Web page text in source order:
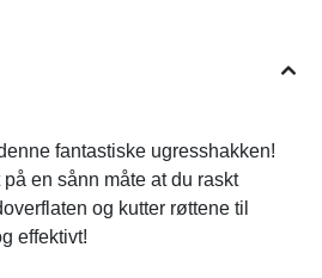
fantastiske ugresshakken!
en sånn måte at du raskt
og kutter røttene til
effektivt!